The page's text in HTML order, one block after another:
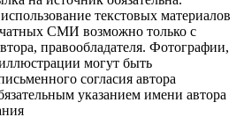
текстовых материалов
СМИ возможно только с
правообладателя. Фотографии,
могут быть
согласия автора
указанием имени автора